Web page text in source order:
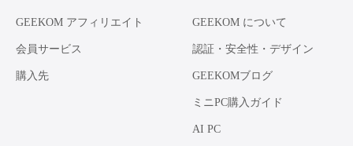
GEEKOM アフィリエイト
会員サービス
購入先
GEEKOM について
認証・安全性・デザイン
GEEKOMブログ
ミニPC購入ガイド
AI PC